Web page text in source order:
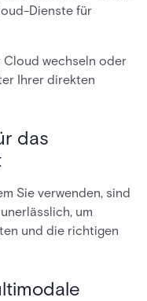
Dienste für
Cloud wechseln oder
Ihrer direkten
das
Sie verwenden, sind
um
und die richtigen